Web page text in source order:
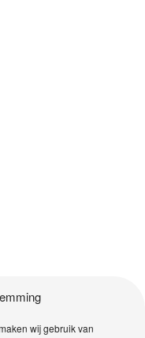
wij gebruik van